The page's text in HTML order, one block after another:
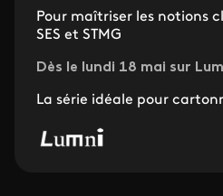
Pour maîtriser les notions
SES et STMG
Dès le lundi 18 mai sur
La série idéale pour